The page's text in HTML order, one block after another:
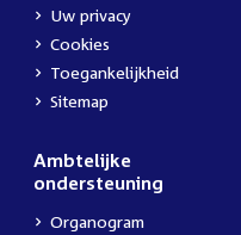
Uw privacy
Cookies
Toegankelijkheid
Sitemap
Ambtelijke
ondersteuning
Organogram